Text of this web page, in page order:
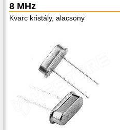
8 MHz
Kvarc kristály, alacsony